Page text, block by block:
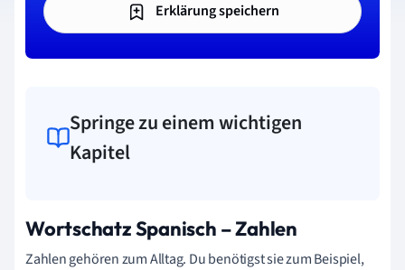
Erklärung speichern
Springe zu einem wichtigen
Kapitel
Wortschatz Spanisch – Zahlen
Zahlen gehören zum Alltag. Du benötigst sie zum Beispiel,